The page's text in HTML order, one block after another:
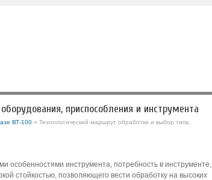
приспособления и инструмента
ВТ-100» Технологический маршрут обработки и выбор типа
особенностями инструмента, потребность в инструменте,
стойкостью, позволяющего вести обработку на высоких